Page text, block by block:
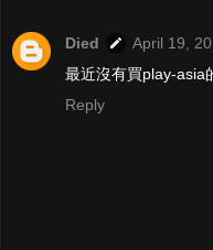
Died
April 19,
最近沒有買play-asia
Reply